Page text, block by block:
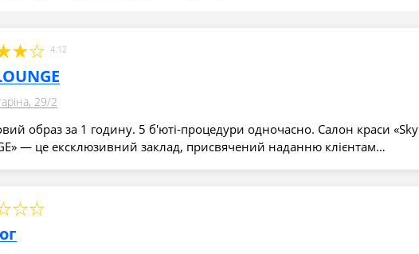
4.12
29/2
образ за 1 годину. 5 б'юті-процедури одночасно. Салон краси «Sky
— це ексклюзивний заклад, присвячений наданню клієнтам…